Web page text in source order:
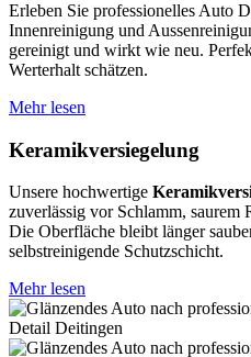
Erleben Sie professionelles Auto
Innenreinigung und
gereinigt und wirkt wie neu.
Werterhalt schätzen.
Mehr lesen
Keramikversiegelung
Unsere hochwertige
zuverlässig vor Schlamm, saurem
Die Oberfläche bleibt länger
selbstreinigende Schutzschicht.
Mehr lesen